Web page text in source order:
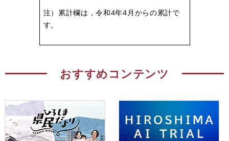
注）累計欄は，令和4年4月からの累計で
す。
おすすめコンテンツ